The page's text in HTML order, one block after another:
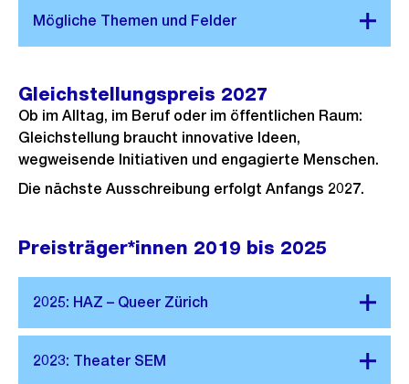
Gleichstellungspreis 2027
Ob im Alltag, im Beruf oder im öffentlichen Raum:
Gleichstellung braucht innovative Ideen,
wegweisende Initiativen und engagierte Menschen.
Die nächste Ausschreibung erfolgt Anfangs 2027.
Preisträger*innen 2019 bis 2025